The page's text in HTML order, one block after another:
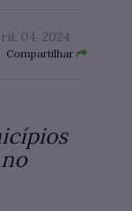
04, 2024
Compartilhar